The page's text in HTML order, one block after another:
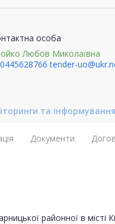
особа
Любов Миколаївна
tender-
та інформування
Документи
районної в місті